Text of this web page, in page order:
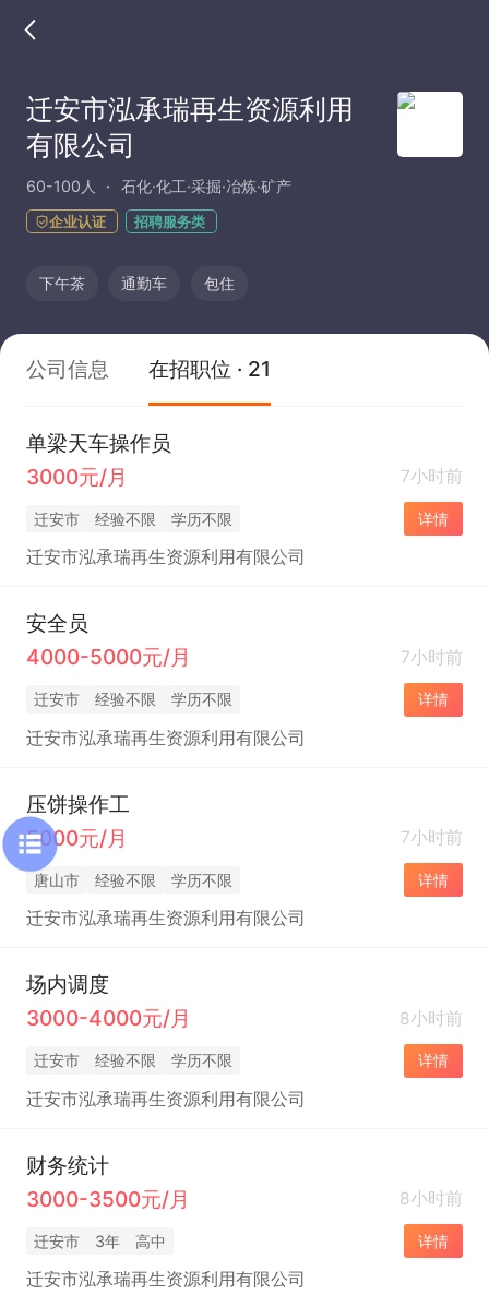
迁安市泓承瑞再生资源利用
有限公司
60-100人 石化·化工·采掘·冶炼·矿产
企业认证 招聘服务类
下午茶 通勤车 包住
公司信息 在招职位 · 21
单梁天车操作员
3000元/月
7小时前
迁安市 经验不限 学历不限 详情
迁安市泓承瑞再生资源利用有限公司
安全员
4000-5000元/月
7小时前
迁安市 经验不限 学历不限 详情
迁安市泓承瑞再生资源利用有限公司
压饼操作工
5000元/月
7小时前
唐山市 经验不限 学历不限 详情
迁安市泓承瑞再生资源利用有限公司
场内调度
3000-4000元/月
8小时前
迁安市 经验不限 学历不限 详情
迁安市泓承瑞再生资源利用有限公司
财务统计
3000-3500元/月
8小时前
迁安市 3年 高中 详情
迁安市泓承瑞再生资源利用有限公司